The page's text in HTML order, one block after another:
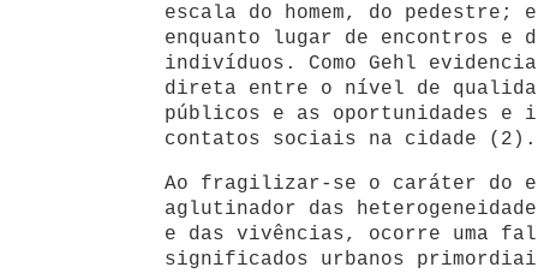
escala do homem, do pedestre;
enquanto lugar de encontros e
indivíduos. Como Gehl
direta entre o nível de
públicos e as oportunidades e
contatos sociais na cidade (2).
Ao fragilizar-se o caráter do
aglutinador das
e das vivências, ocorre uma
significados urbanos